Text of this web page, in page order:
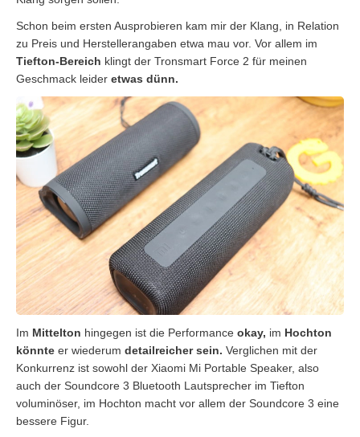
Schon beim ersten Ausprobieren kam mir der Klang, in Relation
zu Preis und Herstellerangaben etwa mau vor. Vor allem im
Tiefton-Bereich klingt der Tronsmart Force 2 für meinen
Geschmack leider etwas dünn.
Im Mittelton hingegen ist die Performance okay, im Hochton
könnte er wiederum detailreicher sein. Verglichen mit der
Konkurrenz ist sowohl der Xiaomi Mi Portable Speaker, also
auch der Soundcore 3 Bluetooth Lautsprecher im Tiefton
voluminöser, im Hochton macht vor allem der Soundcore 3 eine
bessere Figur.